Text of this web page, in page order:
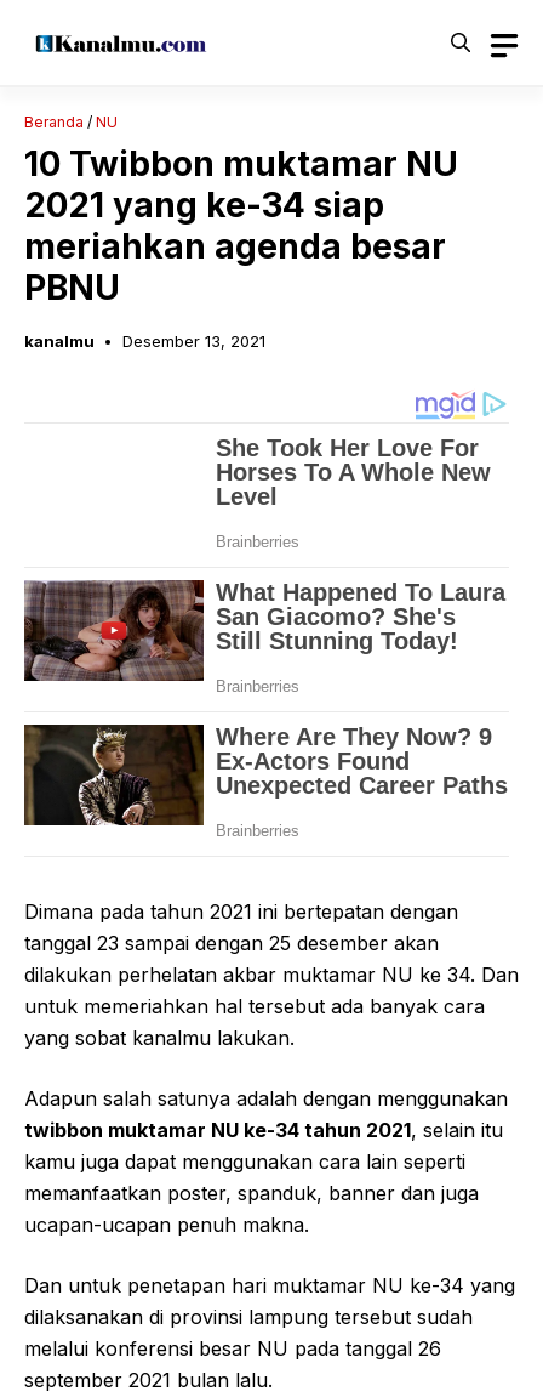
Beranda / NU
10 Twibbon muktamar NU
2021 yang ke-34 siap
meriahkan agenda besar
PBNU
kanalmu Desember 13, 2021
Dimana pada tahun 2021 ini bertepatan dengan
tanggal 23 sampai dengan 25 desember akan
dilakukan perhelatan akbar muktamar NU ke 34. Dan
untuk memeriahkan hal tersebut ada banyak cara
yang sobat kanalmu lakukan.
Adapun salah satunya adalah dengan menggunakan
twibbon muktamar NU ke-34 tahun 2021, selain itu
kamu juga dapat menggunakan cara lain seperti
memanfaatkan poster, spanduk, banner dan juga
ucapan-ucapan penuh makna.
Dan untuk penetapan hari muktamar NU ke-34 yang
dilaksanakan di provinsi lampung tersebut sudah
melalui konferensi besar NU pada tanggal 26
september 2021 bulan lalu.